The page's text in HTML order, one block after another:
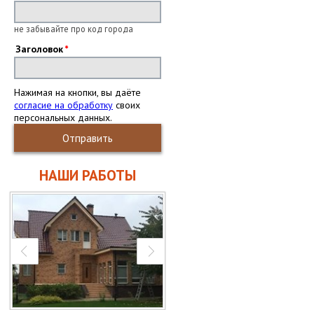
не забывайте про код города
Заголовок
Нажимая на кнопки, вы даёте
согласие на обработку своих
персональных данных.
Отправить
НАШИ РАБОТЫ